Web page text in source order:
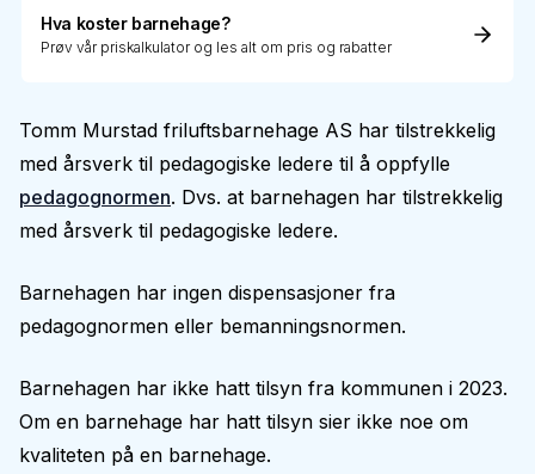
Hva koster barnehage?
Prøv vår priskalkulator og les alt om pris og rabatter
Tomm Murstad friluftsbarnehage AS har tilstrekkelig
med årsverk til pedagogiske ledere til å oppfylle
pedagognormen. Dvs. at barnehagen har tilstrekkelig
med årsverk til pedagogiske ledere.
Barnehagen har ingen dispensasjoner fra
pedagognormen eller bemanningsnormen.
Barnehagen har ikke hatt tilsyn fra kommunen i 2023.
Om en barnehage har hatt tilsyn sier ikke noe om
kvaliteten på en barnehage.